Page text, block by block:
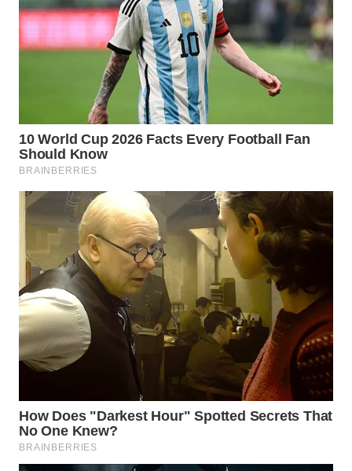
WN
PRIANGAN
TIMUR
WN
SOLO
BOROBUDUR
WN
MADURA
WN
SURABAYA
NATUNA
WN
BINTAN